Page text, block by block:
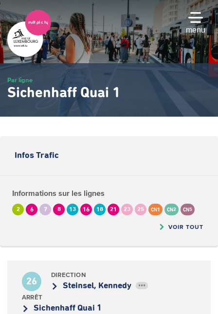
Passer
au
contenu
principal
menu
Par ligne
Sichenhaff Quai 1
Infos Trafic
Informations sur les lignes
2 6 7 8 13 16 18 21 23 25 CN1 CN2 CN5
VOIR TOUT
26
DIRECTION
Steinsel, Kennedy •••
ARRÊT
Sichenhaff Quai 1